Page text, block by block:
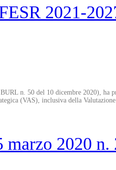
2021-
n. 50 del 10 dicembre 2020), ha
(VAS), inclusiva della
marzo 2020 n.